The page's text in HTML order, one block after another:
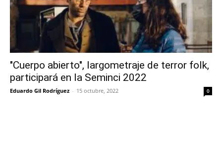
"Cuerpo abierto", largometraje de terror folk,
participará en la Seminci 2022
Eduardo Gil Rodríguez - 15 octubre, 2022 0